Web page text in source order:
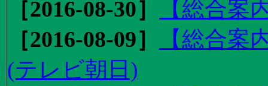
［2016-08-30］
【総合
［2016-08-09］
【総合
(テレビ朝日)